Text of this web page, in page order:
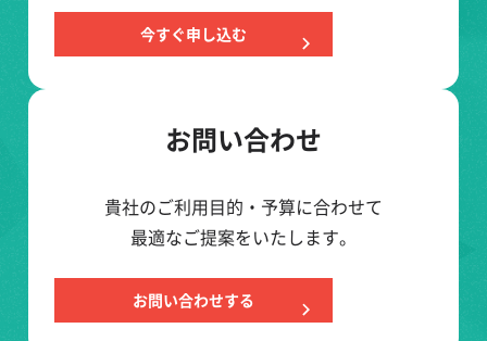
今すぐ申し込む
お問い合わせ
貴社のご利用目的・予算に合わせて
最適なご提案をいたします。
お問い合わせする